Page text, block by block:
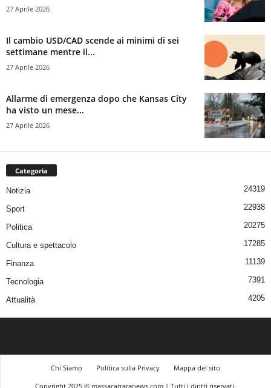
27 Aprile 2026
Il cambio USD/CAD scende ai minimi di sei
settimane mentre il...
27 Aprile 2026
Allarme di emergenza dopo che Kansas City
ha visto un mese...
27 Aprile 2026
Categoria
Notizia 24319
Sport 22938
Politica 20275
Cultura e spettacolo 17285
Finanza 11139
Tecnologia 7391
Attualità 4205
Chi Siamo Politica sulla Privacy
Mappa del sito
Copyright 2025 © massacarraranews.com | Tutti i diritti riservati.